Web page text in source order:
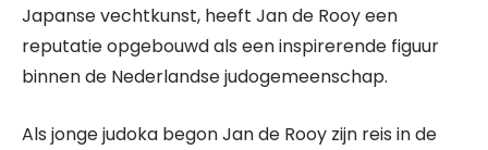
Japanse vechtkunst, heeft Jan de Rooy een
reputatie opgebouwd als een inspirerende figuur
binnen de Nederlandse judogemeenschap.
Als jonge judoka begon Jan de Rooy zijn reis in de